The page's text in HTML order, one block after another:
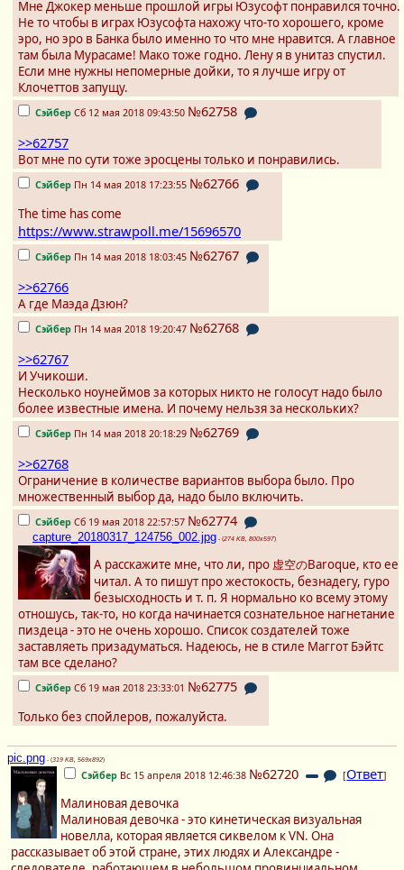
Мне Джокер меньше прошлой игры Юзусофт понравился точно.
Не то чтобы в играх Юзусофта нахожу что-то хорошего, кроме
эро, но эро в Банка было именно то что мне нравится. А главное
там была Мурасаме! Мако тоже годно. Лену я в унитаз спустил.
Если мне нужны непомерные дойки, то я лучше игру от
Клочеттов запущу.
Сэйбер Сб 12 мая 2018 09:43:50 №62758
>>62757
Вот мне по сути тоже эросцены только и понравились.
Сэйбер Пн 14 мая 2018 17:23:55 №62766
The time has come
https://www.strawpoll.me/15696570
Сэйбер Пн 14 мая 2018 18:03:45 №62767
>>62766
А где Маэда Дзюн?
Сэйбер Пн 14 мая 2018 19:20:47 №62768
>>62767
И Учикоши.
Несколько ноунеймов за которых никто не голосут надо было
более известные имена. И почему нельзя за нескольких?
Сэйбер Пн 14 мая 2018 20:18:29 №62769
>>62768
Ограничение в количестве вариантов выбора было. Про
множественный выбор да, надо было включить.
Сэйбер Сб 19 мая 2018 22:57:57 №62774
capture_20180317_124756_002.jpg - (274 KB, 800x597)
А расскажите мне, что ли, про 虚空のBaroque, кто ее
читал. А то пишут про жестокость, безнадегу, гуро
безысходность и т. п. Я нормально ко всему этому
отношусь, так-то, но когда начинается сознательное нагнетание
пиздеца - это не очень хорошо. Список создателей тоже
заставляеть призадуматься. Надеюсь, не в стиле Маггот Бэйтс
там все сделано?
Сэйбер Сб 19 мая 2018 23:33:01 №62775
Только без спойлеров, пожалуйста.
pic.png - (319 KB, 569x892)
СэйберВс 15 апреля 2018 12:46:38 №62720 [Ответ]
Малиновая девочка
Малиновая девочка - это кинетическая визуальная
новелла, которая является сиквелом к VN. Она
рассказывает об этой стране, этих людях и Александре -